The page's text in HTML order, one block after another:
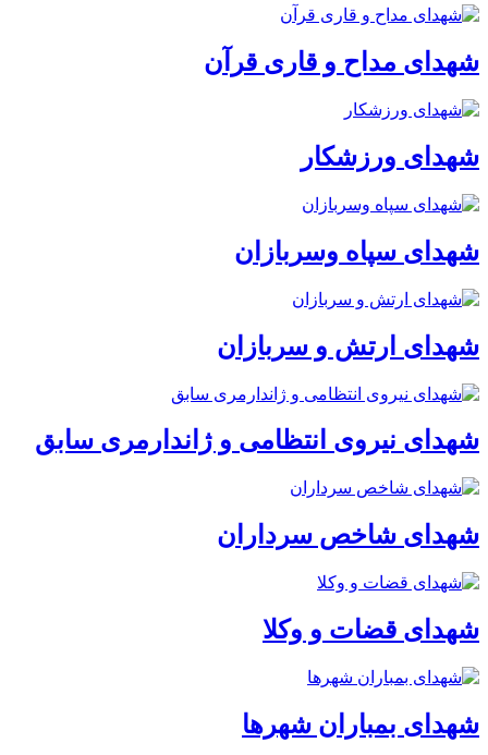
شهدای مداح و قاری قرآن
شهدای ورزشکار
شهدای سپاه وسربازان
شهدای ارتش و سربازان
شهدای نیروی انتظامی و ژاندارمری سابق
شهدای شاخص سرداران
شهدای قضات و وکلا
شهدای بمباران شهرها